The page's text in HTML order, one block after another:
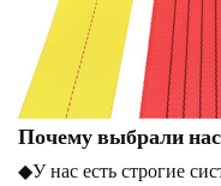
Почему выбрали
◆У нас есть строгие